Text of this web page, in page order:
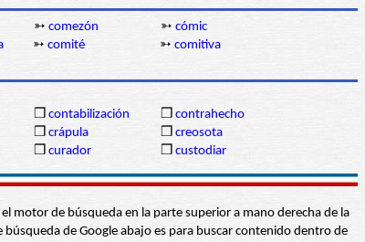
➳ comezón ➳ cómic
➳ comité ➳ comitiva
❒ contabilización ❒ contrahecho
❒ crápula ❒ creosota
❒ curador ❒ custodiar
motor de búsqueda en la parte superior a mano derecha de la
de Google abajo es para buscar contenido dentro de